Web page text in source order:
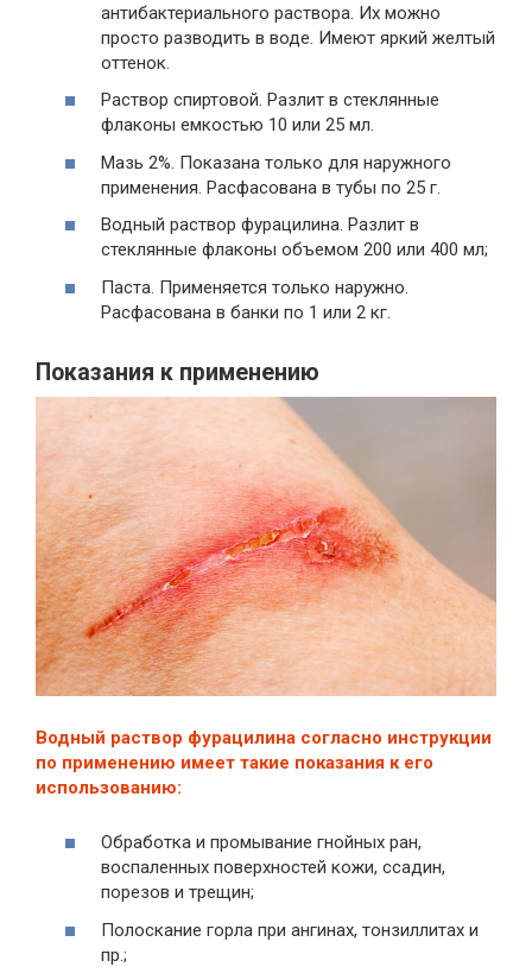
антибактериального раствора. Их можно
просто разводить в воде. Имеют яркий желтый
оттенок.
Раствор спиртовой. Разлит в стеклянные
флаконы емкостью 10 или 25 мл.
Мазь 2%. Показана только для наружного
применения. Расфасована в тубы по 25 г.
Водный раствор фурацилина. Разлит в
стеклянные флаконы объемом 200 или 400 мл;
Паста. Применяется только наружно.
Расфасована в банки по 1 или 2 кг.
Показания к применению
Водный раствор фурацилина согласно инструкции
по применению имеет такие показания к его
использованию:
Обработка и промывание гнойных ран,
воспаленных поверхностей кожи, ссадин,
порезов и трещин;
Полоскание горла при ангинах, тонзиллитах и
пр.;